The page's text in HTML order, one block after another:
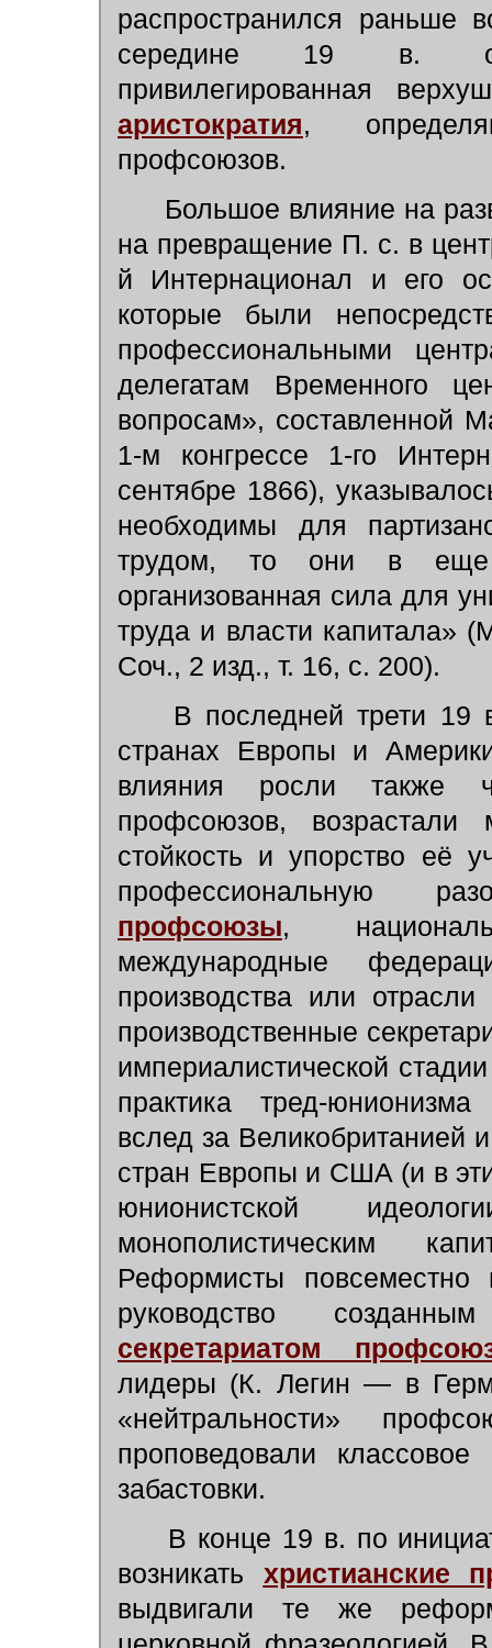
распространился раньше
середине 19 в.
привилегированная
аристократия,
профсоюзов.
Большое влияние на
на превращение П. с. в
й Интернационал и его
которые были
профессиональными
делегатам Временного
вопросам», составленной
1-м конгрессе 1-го
сентябре 1866),
необходимы для
трудом, то они в еще
организованная сила для
труда и власти капитала»
Соч., 2 изд., т. 16, с. 200).
В последней трети 19
странах Европы и
влияния росли также
профсоюзов, возрастали
стойкость и упорство её
профессиональную
профсоюзы,
международные
производства или
производственные
империалистической
практика тред-
вслед за Великобританией
стран Европы и США (и в
юнионистской
монополистическим
Реформисты повсеместно
руководство
секретариатом
лидеры (К. Легин — в
«нейтральности»
проповедовали
забастовки.
В конце 19 в. по
возникать христианские
выдвигали те же